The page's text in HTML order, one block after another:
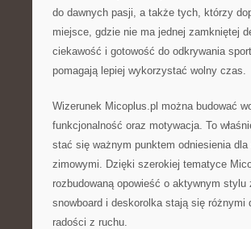
do dawnych pasji, a także tych, którzy
miejsce, gdzie nie ma jednej zamkniętej
ciekawość i gotowość do odkrywania
pomagają lepiej wykorzystać wolny czas.
Wizerunek Micoplus.pl można budować
funkcjonalność oraz motywacja. To
stać się ważnym punktem odniesienia
zimowymi. Dzięki szerokiej tematyce
rozbudowaną opowieść o aktywnym
snowboard i deskorolka stają się
radości z ruchu.